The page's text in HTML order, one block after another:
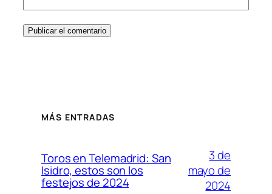
MÁS ENTRADAS
Toros en Telemadrid: San
Isidro, estos son los
festejos de 2024
3 de
mayo de
2024